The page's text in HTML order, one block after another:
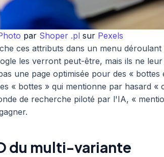
par Shoper .pl sur Pexels
ces attributs dans un menu
les verront peut-être, mais ils ne
une page optimisée pour des « bottes
« bottes » qui mentionne par hasard «
de recherche piloté par l'IA, «
du multi-variante